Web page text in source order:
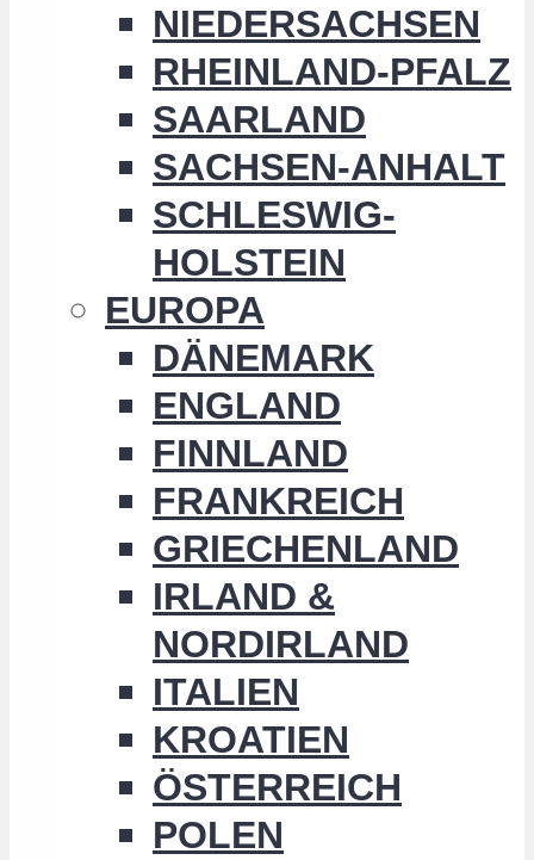
NIEDERSACHSEN
RHEINLAND-PFALZ
SAARLAND
SACHSEN-ANHALT
SCHLESWIG-
HOLSTEIN
EUROPA
DÄNEMARK
ENGLAND
FINNLAND
FRANKREICH
GRIECHENLAND
IRLAND &
NORDIRLAND
ITALIEN
KROATIEN
ÖSTERREICH
POLEN